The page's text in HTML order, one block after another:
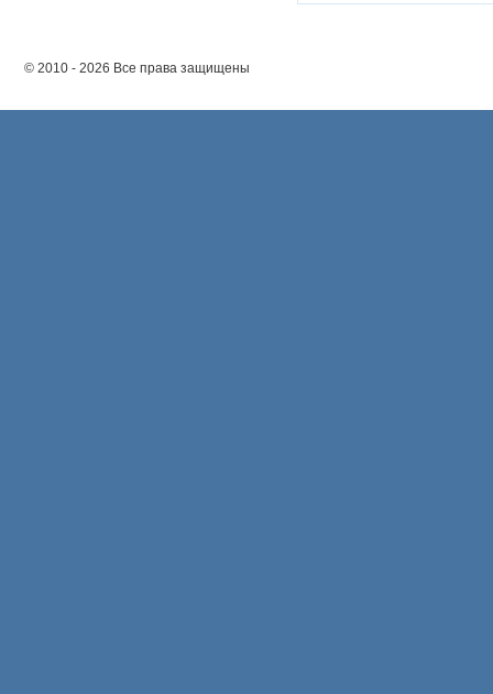
© 2010 - 2026 Все права защищены